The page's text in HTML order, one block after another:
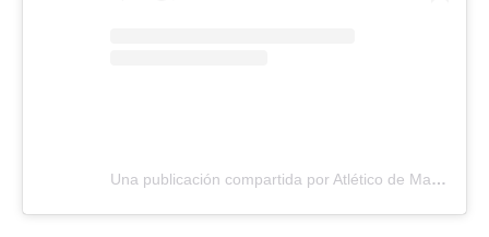
Una publicación compartida por Atlético de Madrid (@atleticodemadrid)